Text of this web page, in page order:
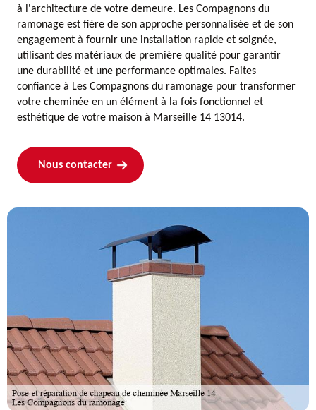
à l'architecture de votre demeure. Les Compagnons du
ramonage est fière de son approche personnalisée et de son
engagement à fournir une installation rapide et soignée,
utilisant des matériaux de première qualité pour garantir
une durabilité et une performance optimales. Faites
confiance à Les Compagnons du ramonage pour transformer
votre cheminée en un élément à la fois fonctionnel et
esthétique de votre maison à Marseille 14 13014.
Nous contacter